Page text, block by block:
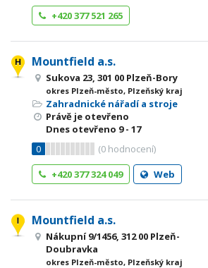
+420 377 521 265
Mountfield a.s.
Sukova 23, 301 00 Plzeň-Bory
okres Plzeň-město, Plzeňský kraj
Zahradnické nářadí a stroje
Právě je otevřeno
Dnes otevřeno 9 - 17
0
(0 hodnocení)
+420 377 324 049
Web
Mountfield a.s.
Nákupní 9/1456, 312 00 Plzeň-
Doubravka
okres Plzeň-město, Plzeňský kraj